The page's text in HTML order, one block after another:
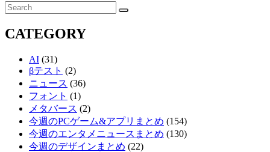
検
検
CATEGORY
AI (31)
βテスト (2)
ニュース (36)
フォント (1)
メタバース (2)
今週のPCゲーム&アプリまとめ (154)
今週のエンタメニュースまとめ (130)
今週のデザインまとめ (22)